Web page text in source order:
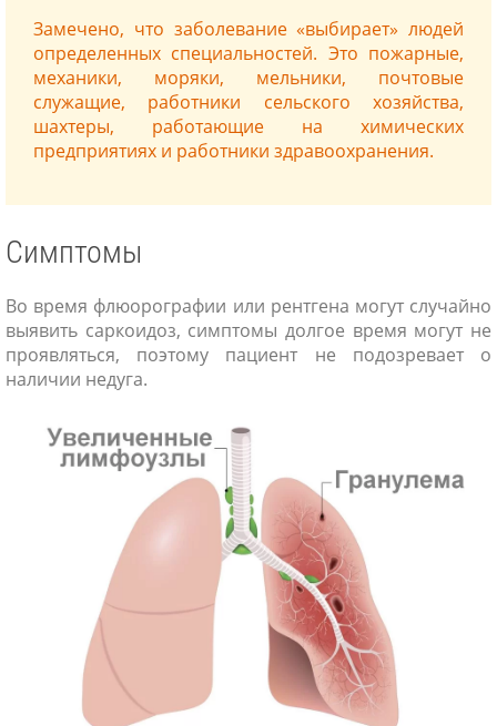
Замечено, что заболевание «выбирает» людей
определенных специальностей. Это пожарные,
механики, моряки, мельники, почтовые
служащие, работники сельского хозяйства,
шахтеры, работающие на химических
предприятиях и работники здравоохранения.
Симптомы
Во время флюорографии или рентгена могут случайно
выявить саркоидоз, симптомы долгое время могут не
проявляться, поэтому пациент не подозревает о
наличии недуга.